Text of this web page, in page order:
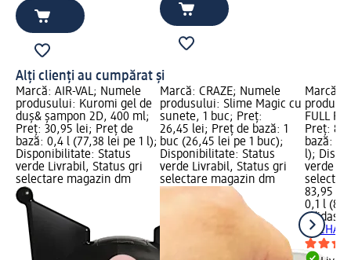
Alți clienți au cumpărat și
Marcă: AIR-VAL; Numele
produsului: Kuromi gel de
duș& șampon 2D, 400 ml;
Preț: 30,95 lei; Preț de
bază: 0,4 l (77,38 lei pe 1 l);
Disponibilitate: Status
verde Livrabil, Status gri
selectare magazin dm
Marcă: CRAZE; Numele
produsului: Slime Magic cu
sunete, 1 buc; Preț:
26,45 lei; Preț de bază: 1
buc (26,45 lei pe 1 buc);
Disponibilitate: Status
verde Livrabil, Status gri
selectare magazin dm
Marcă:
FULL
Preț:
bază:
l);
verde
83,95 lei
0,1 l
adidas